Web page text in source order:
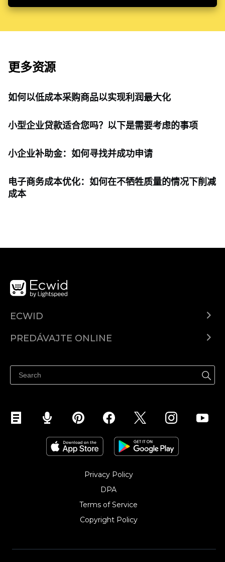
更多资源
如何以低成本采购商品以实现利润最大化
小型企业贷款适合您吗？以下是需要考虑的事项
小企业补助金：如何寻找并成功申请
电子商务成本优化：如何在不牺牲质量的情况下削减
成本
ECWID
Cenník
PREDÁVAJTE ONLINE
Predávajte na Facebook
Predávať na Instagram
Privacy Policy
DPA
Terms of Service
Copyright Policy‎